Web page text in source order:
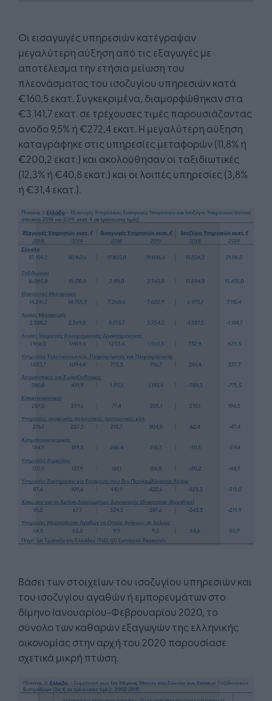
Οι εισαγωγές υπηρεσιών κατέγραψαν
μεγαλύτερη αύξηση από τις εξαγωγές με
αποτέλεσμα την ετήσια μείωση του
πλεονάσματος του ισοζυγίου υπηρεσιών κατά
€160,5 εκατ. Συγκεκριμένα, διαμορφώθηκαν στα
€3.141,7 εκατ. σε τρέχουσες τιμές παρουσιάζοντας
άνοδο 9,5% ή €272,4 εκατ. Η μεγαλύτερη αύξηση
καταγράφηκε στις υπηρεσίες μεταφορών (11,8% ή
€200,2 εκατ.) και ακολούθησαν οι ταξιδιωτικές
(12,3% ή €40,8 εκατ.) και οι λοιπές υπηρεσίες (3,8%
ή €31,4 εκατ.).
Βάσει των στοιχείων του ισοζυγίου υπηρεσιών και
του ισοζυγίου αγαθών ή εμπορευμάτων στο
δίμηνο Ιανουαρίου-Φεβρουαρίου 2020, το
σύνολο των καθαρών εξαγωγών της ελληνικής
οικονομίας στην αρχή του 2020 παρουσίασε
σχετικά μικρή πτώση.